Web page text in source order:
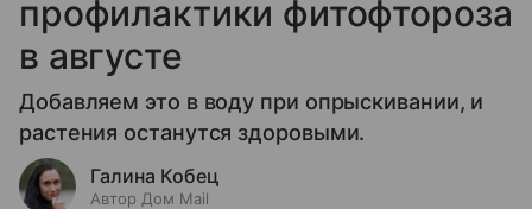
профилактики фитофтороза
в августе
Добавляем это в воду при опрыскивании, и
растения останутся здоровыми.
Галина Кобец
Автор Дом Mail